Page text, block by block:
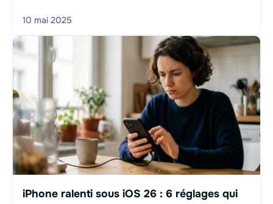
10 mai 2025
iPhone ralenti sous iOS 26 : 6 réglages qui